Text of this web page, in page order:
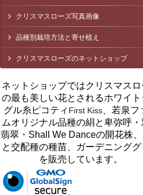
クリスマスローズ写真画像
品種別栽培方法と寄せ植え
クリスマスローズのネットショップ
ネットショップではクリスマス
の最も美しい花とされるホワイト
グル糸ピコティ First Kiss 、若泉フ
ムオリジナル品種の絹と卑弥呼・
翡翠・Shall We Danceの開花株
と交配種の種苗、ガーデニング
を販売しています。